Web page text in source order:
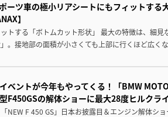
ーツ車の極小リアシートにもフィットす
】
トする「ボトムカット形状」 最大の特徴は、細
。接地部の面積が小さくても上部に行くほど広く
ベントが今年もやってくる！「BMW
F450GSの解体ショーに最大28度ヒルクラ
NEW F 450 GS」日本お披露目＆エンジン解体シ